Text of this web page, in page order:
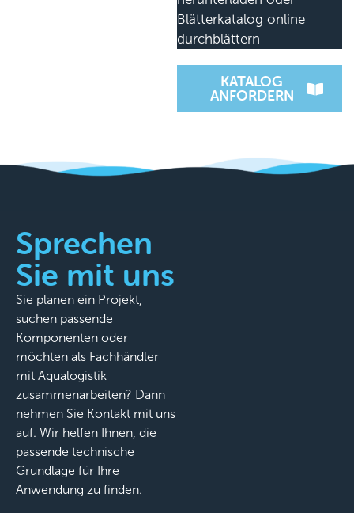
Blätterkatalog online
durchblättern
KATALOG
ANFORDERN
Sprechen
Sie mit uns
Sie planen ein Projekt,
suchen passende
Komponenten oder
möchten als Fachhändler
mit Aqualogistik
zusammenarbeiten? Dann
nehmen Sie Kontakt mit uns
auf. Wir helfen Ihnen, die
passende technische
Grundlage für Ihre
Anwendung zu finden.